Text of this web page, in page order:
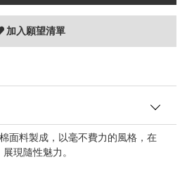
加入願望清單
面料製成，以毫不費力的風格，在
現隨性魅力。